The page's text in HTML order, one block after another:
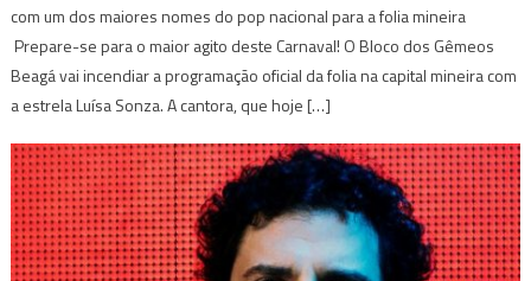
com um dos maiores nomes do pop nacional para a folia mineira
Prepare-se para o maior agito deste Carnaval! O Bloco dos Gêmeos
Beagá vai incendiar a programação oficial da folia na capital mineira com
a estrela Luísa Sonza. A cantora, que hoje […]